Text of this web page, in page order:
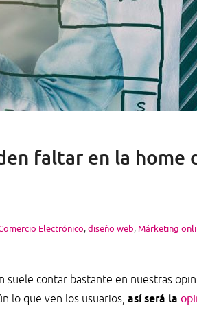
faltar en la home
Electrónico,diseño web,Márketing
suele contar bastante en nuestras
lo que ven los usuarios, así será la